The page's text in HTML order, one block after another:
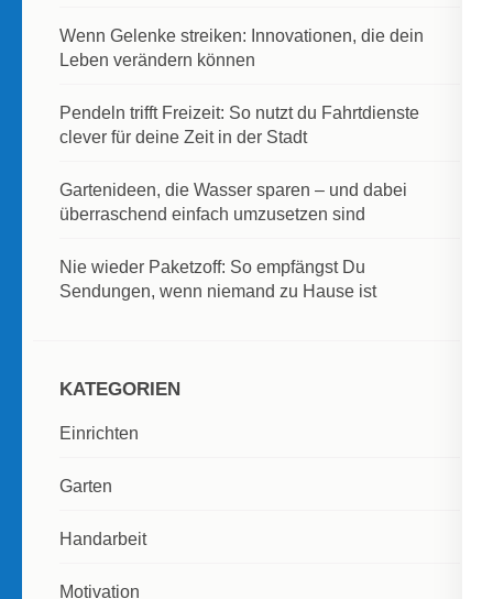
Wenn Gelenke streiken: Innovationen, die dein
Leben verändern können
Pendeln trifft Freizeit: So nutzt du Fahrtdienste
clever für deine Zeit in der Stadt
Gartenideen, die Wasser sparen – und dabei
überraschend einfach umzusetzen sind
Nie wieder Paketzoff: So empfängst Du
Sendungen, wenn niemand zu Hause ist
KATEGORIEN
Einrichten
Garten
Handarbeit
Motivation